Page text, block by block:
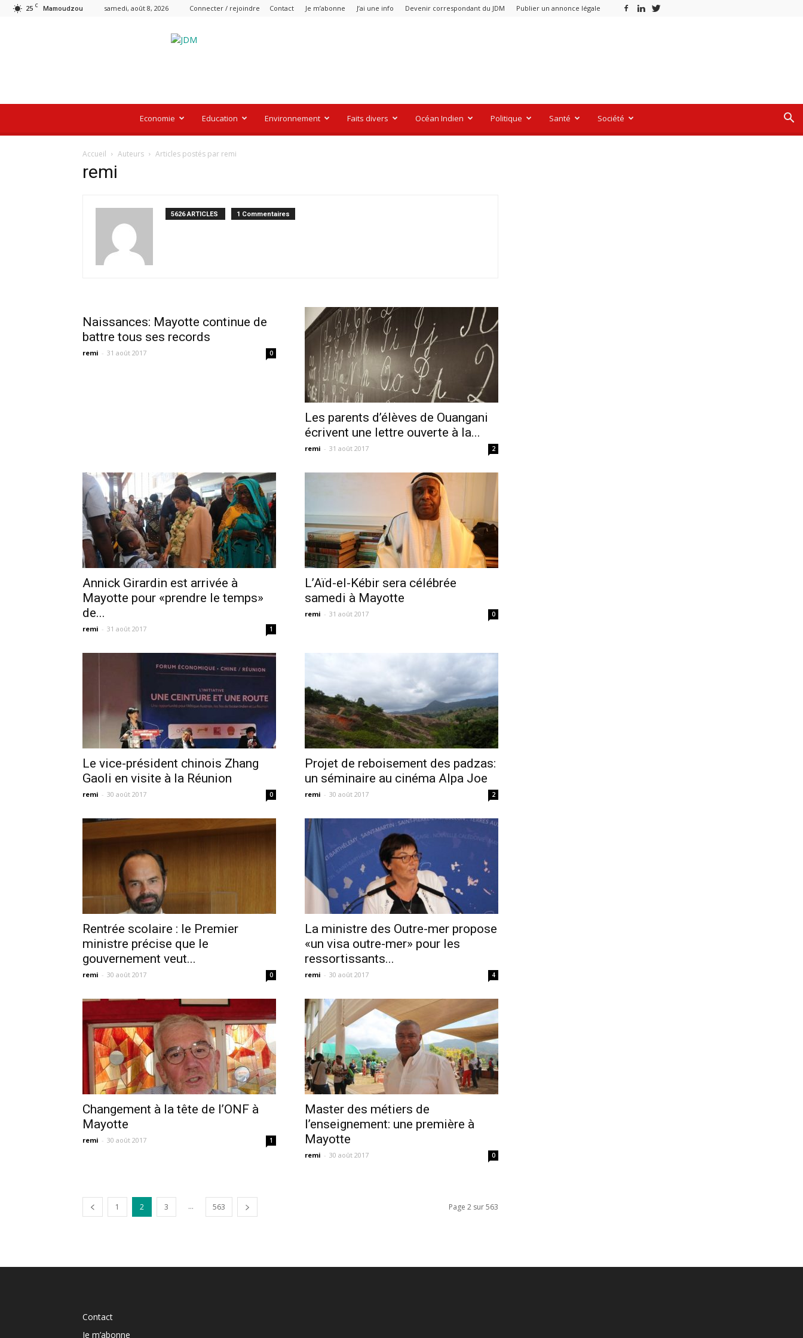
25 C Mamoudzou samedi, août 8, 2026 Connecter / rejoindre Contact Je m’abonne J’ai une info Devenir correspondant du JDM Publier un annonce légale
Economie Education Environnement Faits divers Océan Indien Politique Santé Société
Accueil Auteurs Articles postés par remi
remi
5626 ARTICLES 1 Commentaires
Naissances: Mayotte continue de
battre tous ses records
remi - 31 août 2017 0
Les parents d’élèves de Ouangani
écrivent une lettre ouverte à la...
remi - 31 août 2017 2
Annick Girardin est arrivée à
Mayotte pour «prendre le temps»
de...
remi - 31 août 2017 1
L’Aïd-el-Kébir sera célébrée
samedi à Mayotte
remi - 31 août 2017 0
Le vice-président chinois Zhang
Gaoli en visite à la Réunion
remi - 30 août 2017 0
Projet de reboisement des padzas:
un séminaire au cinéma Alpa Joe
remi - 30 août 2017 2
Rentrée scolaire : le Premier
ministre précise que le
gouvernement veut...
remi - 30 août 2017 0
La ministre des Outre-mer propose
«un visa outre-mer» pour les
ressortissants...
remi - 30 août 2017 4
Changement à la tête de l’ONF à
Mayotte
remi - 30 août 2017 1
Master des métiers de
l’enseignement: une première à
Mayotte
remi - 30 août 2017 0
1 2 3 ... 563 Page 2 sur 563
Contact
Je m’abonne